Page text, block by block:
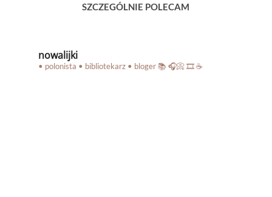
SZCZEGÓLNIE POLECAM
nowalijki
• polonista • bibliotekarz • bloger📚 🎧📀 🎞️ ☕️